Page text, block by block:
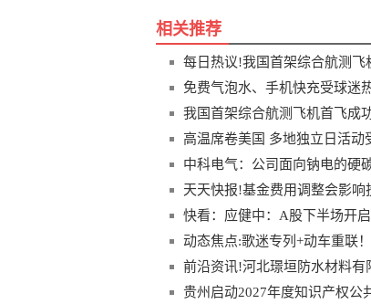
相关推荐
每日热议!我国首架综合航测飞
免费气泡水、手机快充受球迷
我国首架综合航测飞机首飞成
高温席卷美国 多地独立日活动
中科电气：公司面向钠电的硬
天天快报!基金费用调整会影响
快看：应健中：A股下半场开
动态焦点:歌迷专列+动车重联
前沿资讯!河北璟垣防水材料有
贵州启动2027年度知识产权公